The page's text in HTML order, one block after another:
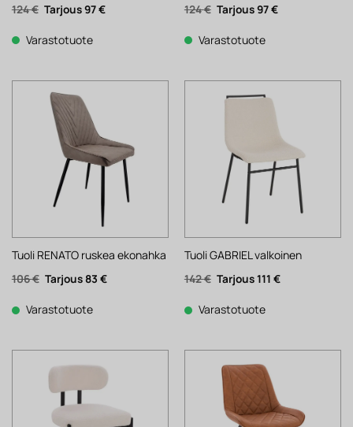
124€ Alkuperäinen
hinta
124 €.
97€Nykyinen
Varastotuote
124€ Alkuperäinen
hinta
124 €.
97€Nykyinen
Varastotuote
Tuoli RENATO ruskea ekonahka
106€ Alkuperäinen
hinta
106 €.
83 €Nykyinen
Varastotuote
Tuoli GABRIEL valkoinen
142€ Alkuperäinen
hinta
142 €.
111 €Nykyinen
Varastotuote